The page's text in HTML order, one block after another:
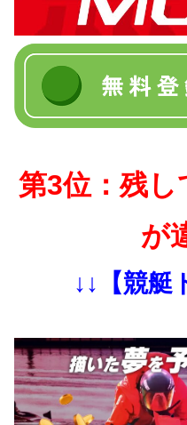
第3位：残
が
↓↓【競艇